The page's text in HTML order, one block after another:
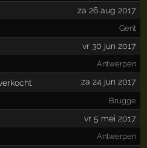
za 26 aug 2017
Gent
vr 30 jun 2017
Antwerpen
za 24 jun 2017
Brugge
vr 5 mei 2017
Antwerpen